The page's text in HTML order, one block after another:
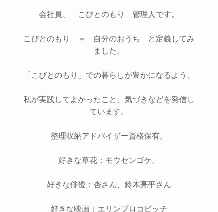
会社員、 こびとのもり 管理人です。
こびとのもり ＝ 自分のおうち と定義してみ
ました。
「こびとのもり」での暮らしが豊かになるよう、
私が実践してよかったこと、気づきなどを発信し
ています。
整理収納アドバイザー資格保有。
好きな草花：モウセンゴケ。
好きな俳優：杏さん、鈴木亮平さん
好きな映画：エリンブロコビッチ